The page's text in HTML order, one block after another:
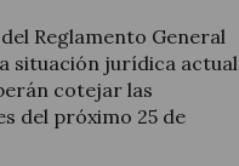
Reglamento General
situación jurídica actual
cotejar las
del próximo 25 de